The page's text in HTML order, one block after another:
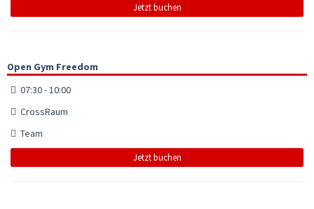
Jetzt buchen
Open Gym Freedom
07:30 - 10:00
CrossRaum
Team
Jetzt buchen